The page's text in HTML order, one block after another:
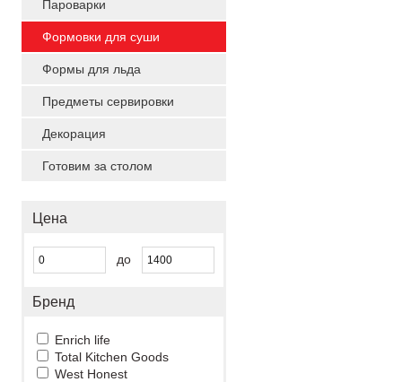
Пароварки
Формовки для суши
Формы для льда
Предметы сервировки
Декорация
Готовим за столом
Цена
до
Бренд
Enrich life
Total Kitchen Goods
West Honest